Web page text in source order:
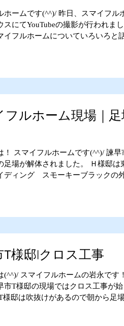
ホームです(^^)/ 昨日、スマイフル
スにてYouTubeの撮影が行われまし
イフルホームについていろいろと話
フルホーム現場｜足
！ スマイフルホームです(^^)/ 諫早
足場が解体されました。 Ｈ様邸は
ディング スモーキーブラックの外
T様邸|クロス工事
(^^)/ スマイフルホームの岩永です
市T様邸の現場ではクロス工事が始
様邸は吹抜けがあるので朝から足場